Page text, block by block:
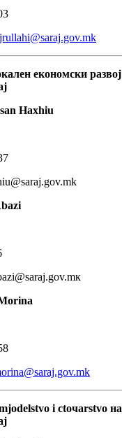
економски развој
Haxhiu
i сtoчarstvo на